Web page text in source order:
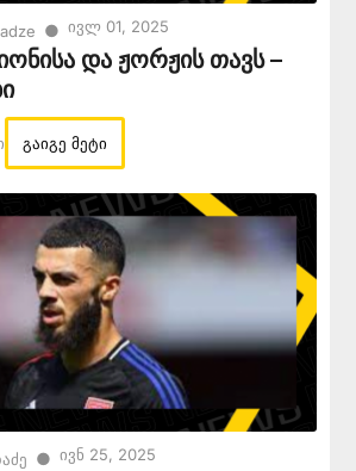
● Ივლ 01, 2025
და ჟორჟის თავს –
გაიგე მეტი
● Ივნ 25, 2025